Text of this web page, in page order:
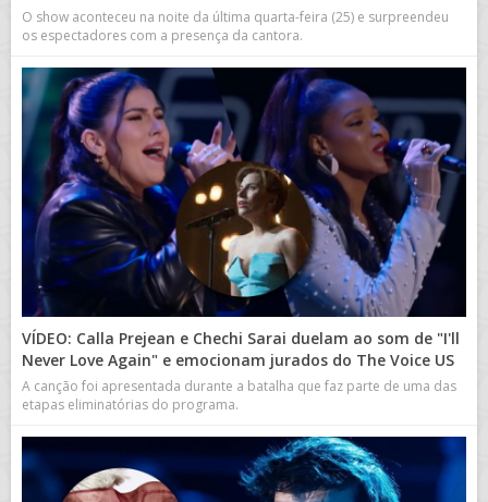
O show aconteceu na noite da última quarta-feira (25) e surpreendeu
os espectadores com a presença da cantora.
VÍDEO: Calla Prejean e Chechi Sarai duelam ao som de "I'll
Never Love Again" e emocionam jurados do The Voice US
A canção foi apresentada durante a batalha que faz parte de uma das
etapas eliminatórias do programa.